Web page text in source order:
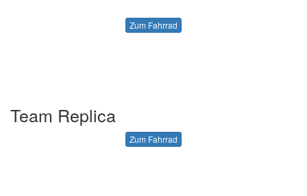
Zum Fahrrad
Team Replica
Zum Fahrrad